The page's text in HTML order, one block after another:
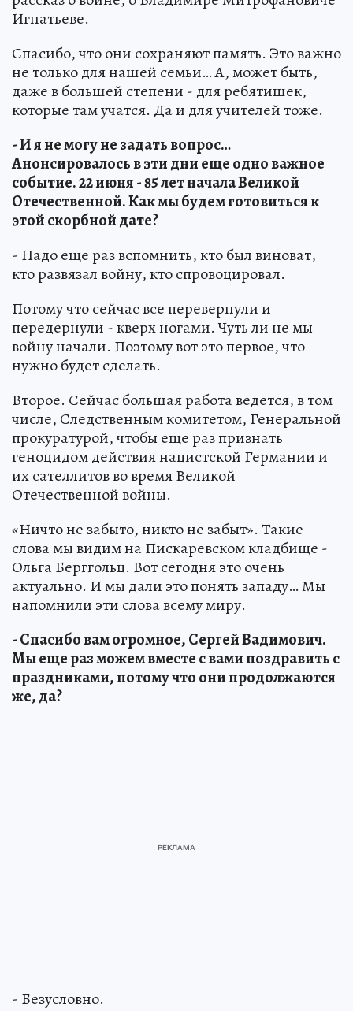
Игнатьеве.
Спасибо, что они сохраняют память. Это важно
не только для нашей семьи… А, может быть,
даже в большей степени - для ребятишек,
которые там учатся. Да и для учителей тоже.
- И я не могу не задать вопрос…
Анонсировалось в эти дни еще одно важное
событие. 22 июня - 85 лет начала Великой
Отечественной. Как мы будем готовиться к
этой скорбной дате?
- Надо еще раз вспомнить, кто был виноват,
кто развязал войну, кто спровоцировал.
Потому что сейчас все перевернули и
передернули - кверх ногами. Чуть ли не мы
войну начали. Поэтому вот это первое, что
нужно будет сделать.
Второе. Сейчас большая работа ведется, в том
числе, Следственным комитетом, Генеральной
прокуратурой, чтобы еще раз признать
геноцидом действия нацистской Германии и
их сателлитов во время Великой
Отечественной войны.
«Ничто не забыто, никто не забыт». Такие
слова мы видим на Пискаревском кладбище -
Ольга Берггольц. Вот сегодня это очень
актуально. И мы дали это понять западу… Мы
напомнили эти слова всему миру.
- Спасибо вам огромное, Сергей Вадимович.
Мы еще раз можем вместе с вами поздравить с
праздниками, потому что они продолжаются
же, да?
- Безусловно.